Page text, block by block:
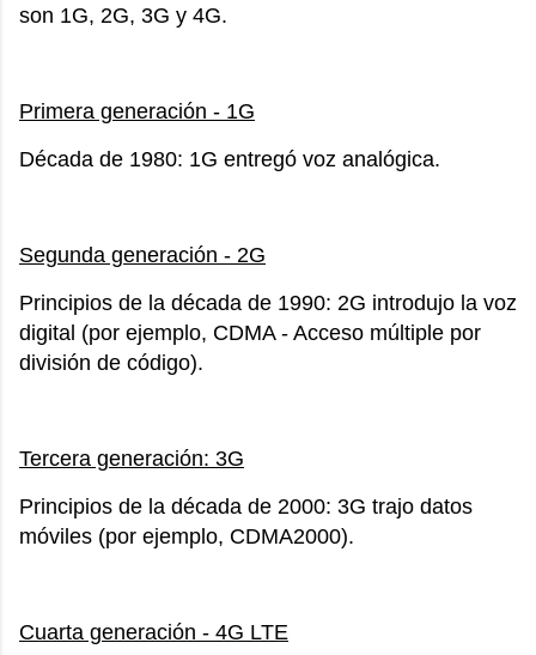
son 1G, 2G, 3G y 4G.
Primera generación - 1G
Década de 1980: 1G entregó voz analógica.
Segunda generación - 2G
Principios de la década de 1990: 2G introdujo la voz
digital (por ejemplo, CDMA - Acceso múltiple por
división de código).
Tercera generación: 3G
Principios de la década de 2000: 3G trajo datos
móviles (por ejemplo, CDMA2000).
Cuarta generación - 4G LTE